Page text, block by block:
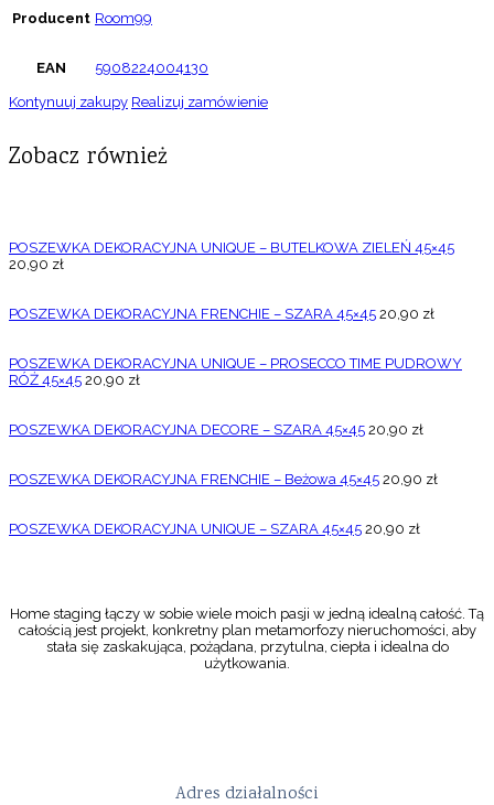
Producent Room99
EAN 5908224004130
Kontynuuj zakupy Realizuj zamówienie
Zobacz również
POSZEWKA DEKORACYJNA UNIQUE – BUTELKOWA ZIELEŃ 45×45
20,90 zł
POSZEWKA DEKORACYJNA FRENCHIE – SZARA 45×45 20,90 zł
POSZEWKA DEKORACYJNA UNIQUE – PROSECCO TIME PUDROWY
RÓŻ 45×45 20,90 zł
POSZEWKA DEKORACYJNA DECORE – SZARA 45×45 20,90 zł
POSZEWKA DEKORACYJNA FRENCHIE – Beżowa 45×45 20,90 zł
POSZEWKA DEKORACYJNA UNIQUE – SZARA 45×45 20,90 zł
Home staging łączy w sobie wiele moich pasji w jedną idealną całość. Tą
całością jest projekt, konkretny plan metamorfozy nieruchomości, aby
stała się zaskakująca, pożądana, przytulna, ciepła i idealna do
użytkowania.
Adres działalności